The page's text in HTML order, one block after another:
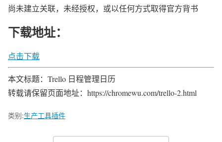
尚未建立关联，未经授权，或以任何方式取得官方背书
下载地址：
点击下载
本文标题：Trello 日程管理日历
转载请保留页面地址：https://chromewu.com/trello-2.html
类别:生产工具插件